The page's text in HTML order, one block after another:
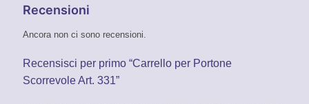
Recensioni
Ancora non ci sono recensioni.
Recensisci per primo “Carrello per Portone
Scorrevole Art. 331”